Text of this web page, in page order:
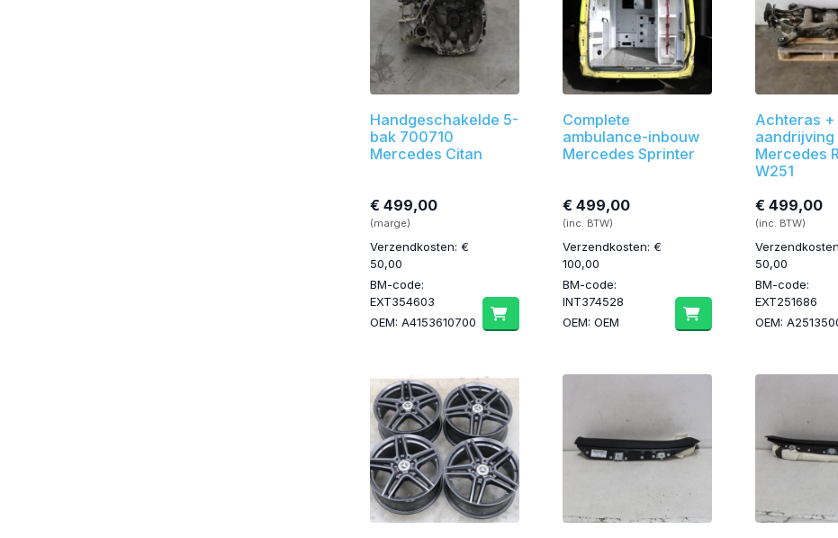
Handgeschakelde 5-
bak 700710
Mercedes Citan
€ 499,00
(marge)
Verzendkosten: €
50,00
BM-code:
EXT354603
OEM: A4153610700
Complete
ambulance-inbouw
Mercedes Sprinter
€ 499,00
(inc. BTW)
Verzendkosten: €
100,00
BM-code:
INT374528
OEM: OEM
Achteras +
aandrijving
Mercedes
W251
€ 499,00
(inc. BTW)
50,00
BM-code:
EXT251686
OEM: